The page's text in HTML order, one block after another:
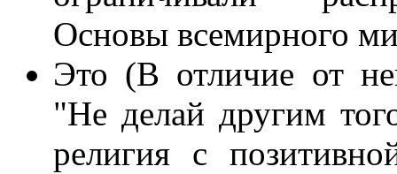
Основы всемирного
Это (В отличие от
"Не делай другим
религия с